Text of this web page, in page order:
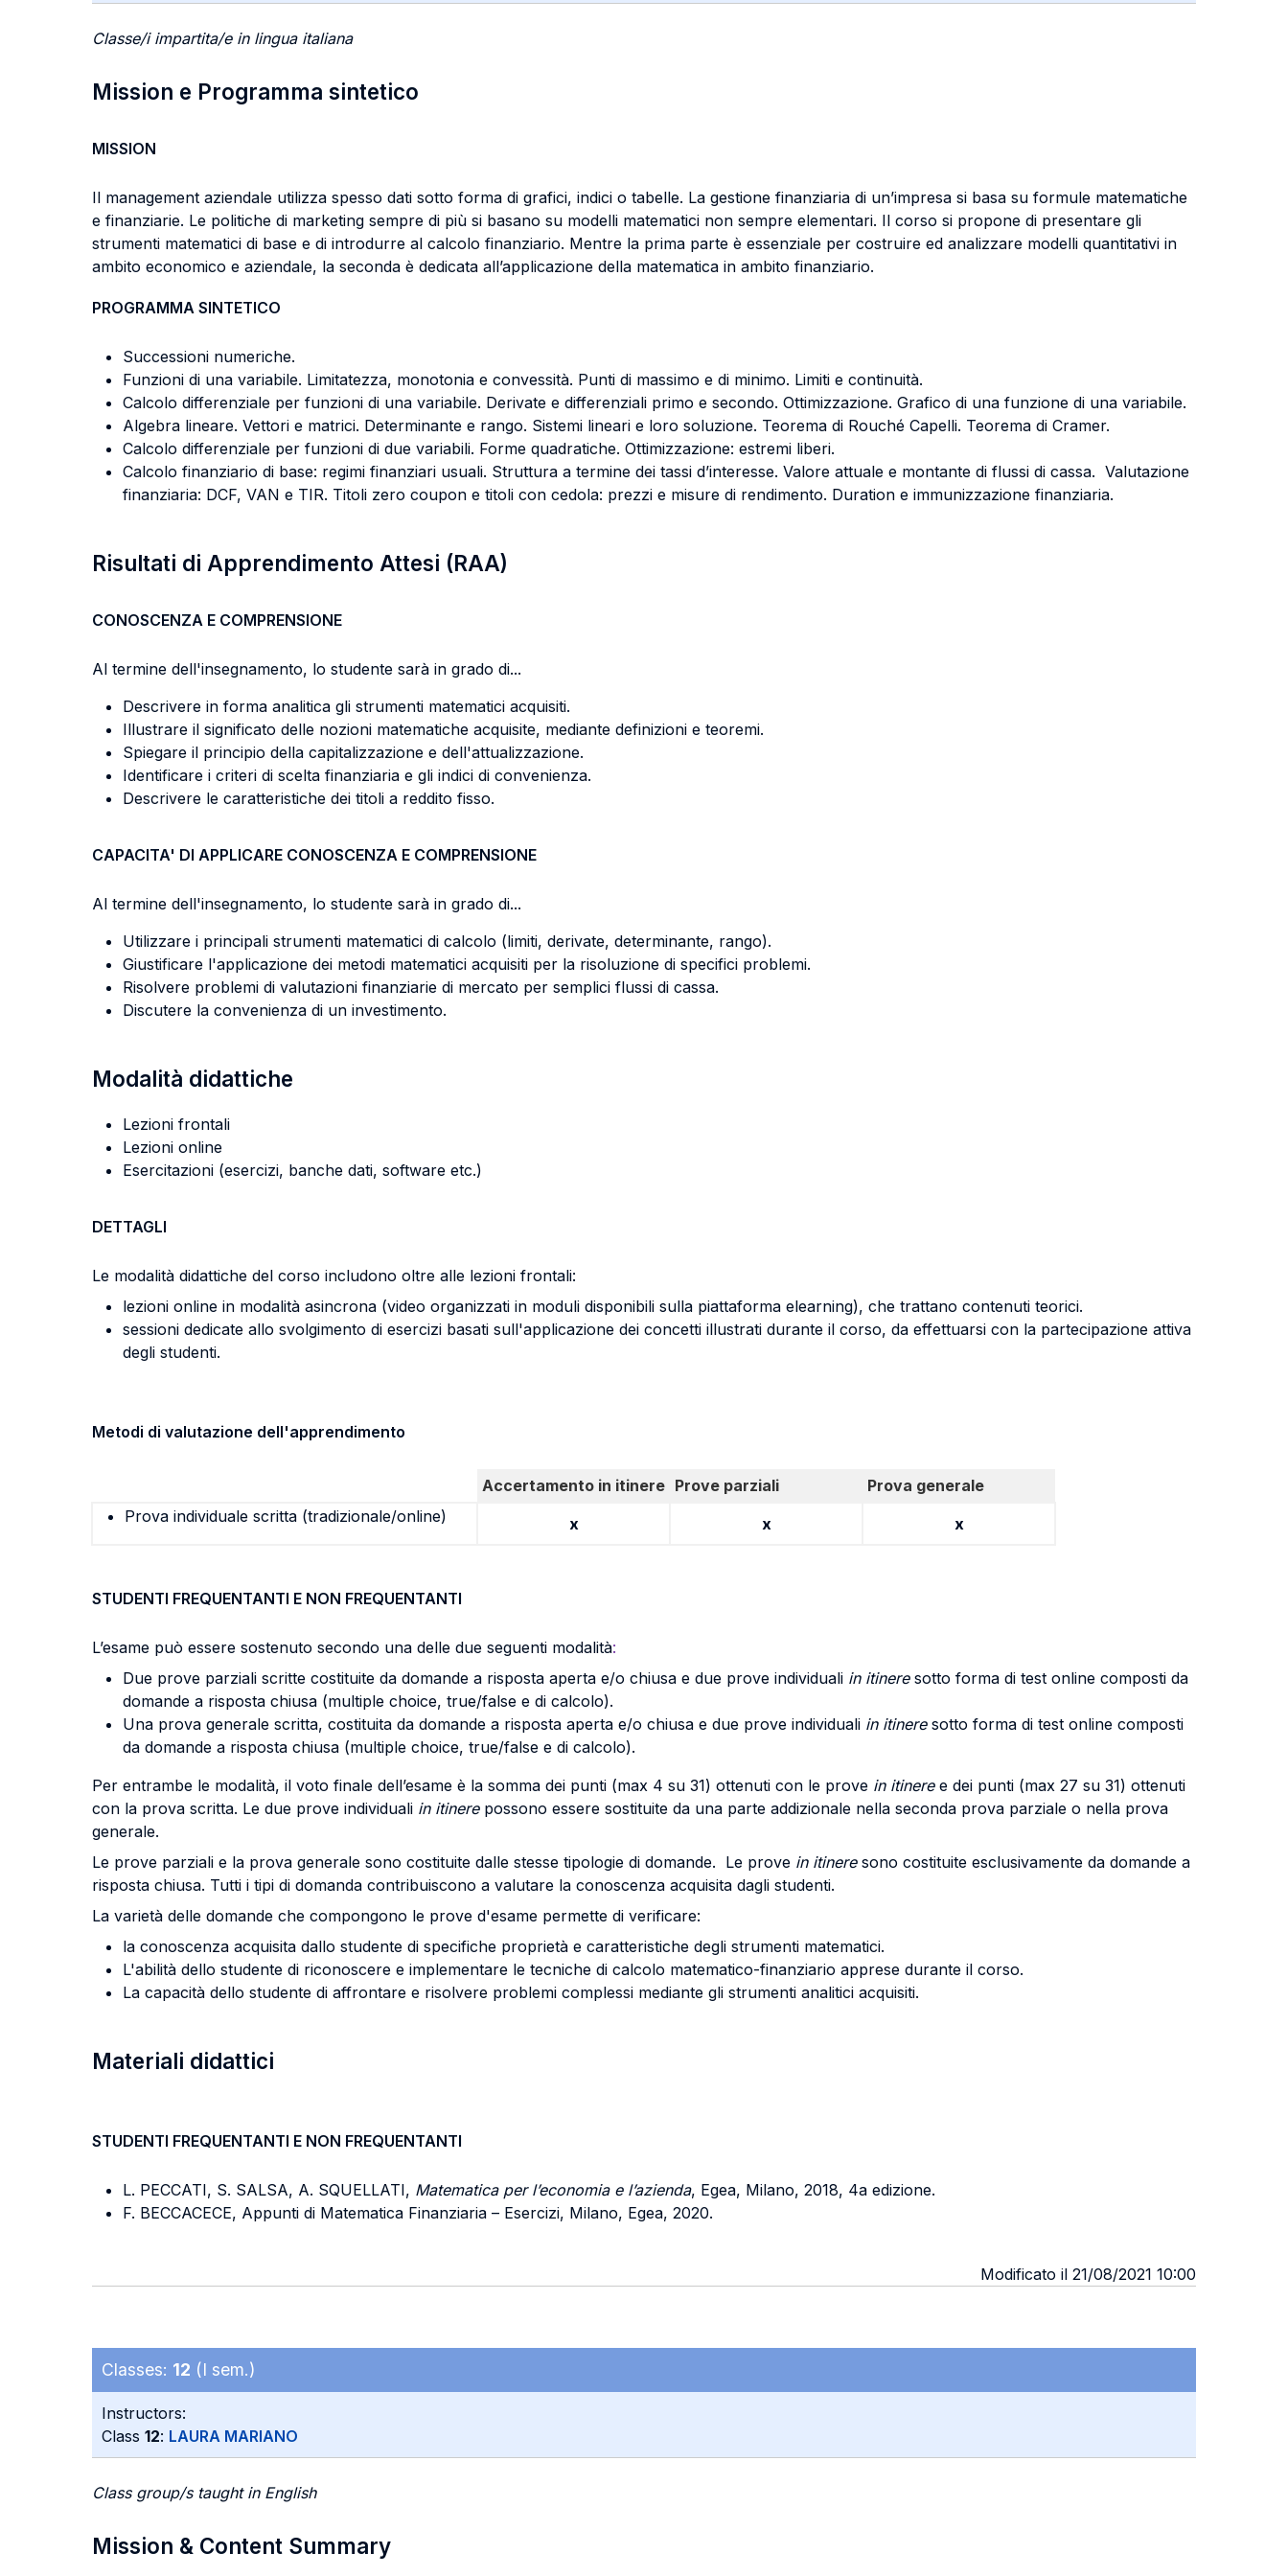
Classe/i impartita/e in lingua italiana
Mission e Programma sintetico
MISSION
Il management aziendale utilizza spesso dati sotto forma di grafici, indici o tabelle. La gestione finanziaria di un’impresa si basa su formule matematiche
e finanziarie. Le politiche di marketing sempre di più si basano su modelli matematici non sempre elementari. Il corso si propone di presentare gli
strumenti matematici di base e di introdurre al calcolo finanziario. Mentre la prima parte è essenziale per costruire ed analizzare modelli quantitativi in
ambito economico e aziendale, la seconda è dedicata all’applicazione della matematica in ambito finanziario.
PROGRAMMA SINTETICO
Successioni numeriche.
Funzioni di una variabile. Limitatezza, monotonia e convessità. Punti di massimo e di minimo. Limiti e continuità.
Calcolo differenziale per funzioni di una variabile. Derivate e differenziali primo e secondo. Ottimizzazione. Grafico di una funzione di una variabile.
Algebra lineare. Vettori e matrici. Determinante e rango. Sistemi lineari e loro soluzione. Teorema di Rouché Capelli. Teorema di Cramer.
Calcolo differenziale per funzioni di due variabili. Forme quadratiche. Ottimizzazione: estremi liberi.
Calcolo finanziario di base: regimi finanziari usuali. Struttura a termine dei tassi d’interesse. Valore attuale e montante di flussi di cassa. Valutazione
finanziaria: DCF, VAN e TIR. Titoli zero coupon e titoli con cedola: prezzi e misure di rendimento. Duration e immunizzazione finanziaria.
Risultati di Apprendimento Attesi (RAA)
CONOSCENZA E COMPRENSIONE
Al termine dell'insegnamento, lo studente sarà in grado di...
Descrivere in forma analitica gli strumenti matematici acquisiti.
Illustrare il significato delle nozioni matematiche acquisite, mediante definizioni e teoremi.
Spiegare il principio della capitalizzazione e dell'attualizzazione.
Identificare i criteri di scelta finanziaria e gli indici di convenienza.
Descrivere le caratteristiche dei titoli a reddito fisso.
CAPACITA' DI APPLICARE CONOSCENZA E COMPRENSIONE
Al termine dell'insegnamento, lo studente sarà in grado di...
Utilizzare i principali strumenti matematici di calcolo (limiti, derivate, determinante, rango).
Giustificare l'applicazione dei metodi matematici acquisiti per la risoluzione di specifici problemi.
Risolvere problemi di valutazioni finanziarie di mercato per semplici flussi di cassa.
Discutere la convenienza di un investimento.
Modalità didattiche
Lezioni frontali
Lezioni online
Esercitazioni (esercizi, banche dati, software etc.)
DETTAGLI
Le modalità didattiche del corso includono oltre alle lezioni frontali:
lezioni online in modalità asincrona (video organizzati in moduli disponibili sulla piattaforma elearning), che trattano contenuti teorici.
sessioni dedicate allo svolgimento di esercizi basati sull'applicazione dei concetti illustrati durante il corso, da effettuarsi con la partecipazione attiva
degli studenti.
Metodi di valutazione dell'apprendimento
Accertamento in itinere Prove parziali
Prova generale
Prova individuale scritta (tradizionale/online)
x x x
STUDENTI FREQUENTANTI E NON FREQUENTANTI
L’esame può essere sostenuto secondo una delle due seguenti modalità:
Due prove parziali scritte costituite da domande a risposta aperta e/o chiusa e due prove individuali in itineresotto forma di test online composti da
domande a risposta chiusa (multiple choice, true/false e di calcolo).
Una prova generale scritta, costituita da domande a risposta aperta e/o chiusa e due prove individuali in itineresotto forma di test online composti
da domande a risposta chiusa (multiple choice, true/false e di calcolo).
Per entrambe le modalità, il voto finale dell’esame è la somma dei punti (max 4 su 31) ottenuti con le prove in itineree dei punti (max 27 su 31) ottenuti
con la prova scritta. Le due prove individuali in itinere possono essere sostituite da una parte addizionale nella seconda prova parziale o nella prova
generale.
Le prove parziali e la prova generale sono costituite dalle stesse tipologie di domande. Le prove in itineresono costituite esclusivamente da domande a
risposta chiusa. Tutti i tipi di domanda contribuiscono a valutare la conoscenza acquisita dagli studenti.
La varietà delle domande che compongono le prove d'esame permette di verificare:
la conoscenza acquisita dallo studente di specifiche proprietà e caratteristiche degli strumenti matematici.
L'abilità dello studente di riconoscere e implementare le tecniche di calcolo matematico-finanziario apprese durante il corso.
La capacità dello studente di affrontare e risolvere problemi complessi mediante gli strumenti analitici acquisiti.
Materiali didattici
STUDENTI FREQUENTANTI E NON FREQUENTANTI
L. PECCATI, S. SALSA, A. SQUELLATI, Matematica per l’economia e l’azienda, Egea, Milano, 2018, 4a edizione.
F. BECCACECE, Appunti di Matematica Finanziaria – Esercizi, Milano, Egea, 2020.
Modificato il 21/08/2021 10:00
Classes: 12 (I sem.)
Instructors:
Class 12: LAURA MARIANO
Class group/s taught in English
Mission & Content Summary